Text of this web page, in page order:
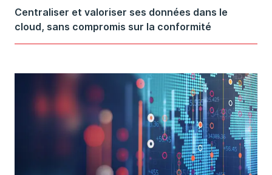
Centraliser et valoriser ses données dans le
cloud, sans compromis sur la conformité